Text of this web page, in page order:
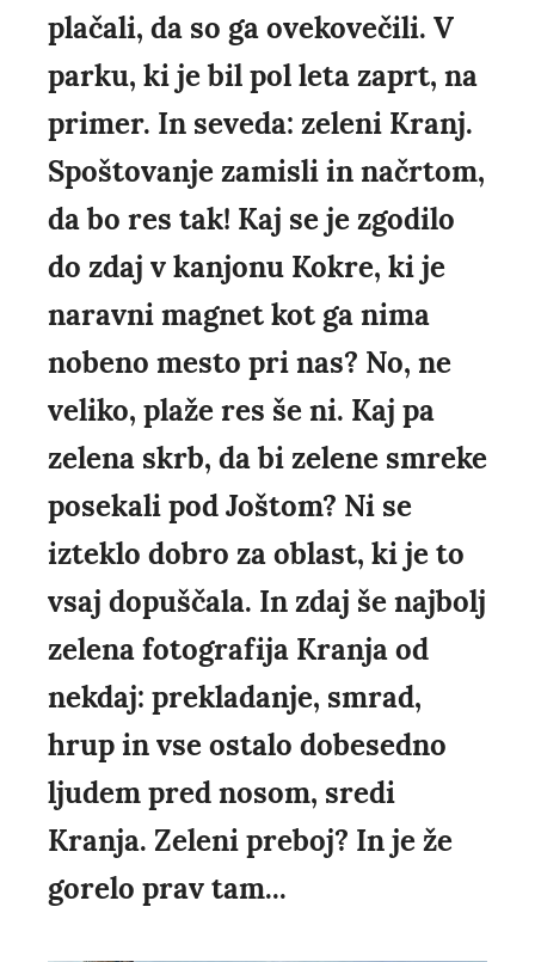
plačali, da so ga ovekovečili. V
parku, ki je bil pol leta zaprt, na
primer. In seveda: zeleni Kranj.
Spoštovanje zamisli in načrtom,
da bo res tak! Kaj se je zgodilo
do zdaj v kanjonu Kokre, ki je
naravni magnet kot ga nima
nobeno mesto pri nas? No, ne
veliko, plaže res še ni. Kaj pa
zelena skrb, da bi zelene smreke
posekali pod Joštom? Ni se
izteklo dobro za oblast, ki je to
vsaj dopuščala. In zdaj še najbolj
zelena fotografija Kranja od
nekdaj: prekladanje, smrad,
hrup in vse ostalo dobesedno
ljudem pred nosom, sredi
Kranja. Zeleni preboj? In je že
gorelo prav tam...